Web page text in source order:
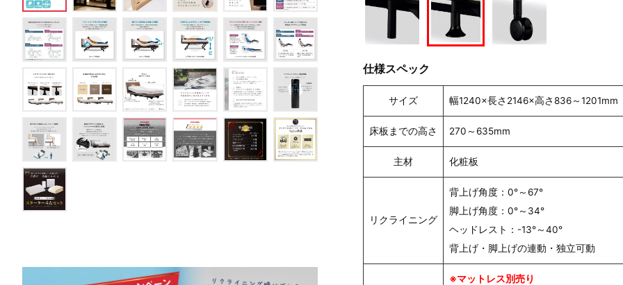
仕様スペック
サイズ 幅1240×長さ2146×高さ836～1201mm
床板までの高さ 270～635mm
主材 化粧板
リクライニング
背上げ角度：0°～67°
脚上げ角度：0°～34°
ヘッドレスト：-13°～40°
背上げ・脚上げの連動・独立可動
※マットレス別売り